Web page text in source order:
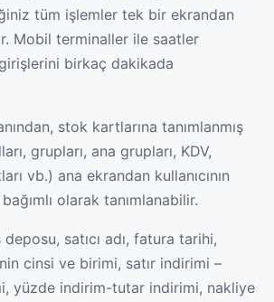
tüm işlemler tek bir ekrandan
Mobil terminaller ile saatler
birkaç dakikada
stok kartlarına tanımlanmış
grupları, ana grupları, KDV,
vb.) ana ekrandan kullanıcının
olarak tanımlanabilir.
satıcı adı, fatura tarihi,
cinsi ve birimi, satır indirimi –
yüzde indirim-tutar indirimi, nakliye